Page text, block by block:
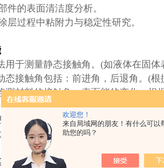
欢迎您！
来自局域网的朋友！有什么可以
助您的吗？
件的表面清洁度分析。
层过程中粘附力与稳定性研究。
用于测量静态接触角。 (如液体在固体
态接触角包括：前进角，后退角。 (根
测材料的接触角、表面能的变化，根
非平面材料(凹凸面)，超疏水、超亲水
面自动能、色散力、极性力、非极性
、侵湿功、铺展系数的计算
运行原理（仪器外观以实际出厂为主